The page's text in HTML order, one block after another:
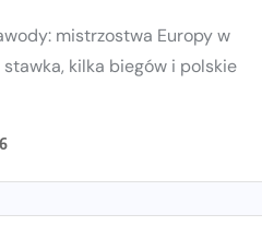
mistrzostwa Europy w
kilka biegów i polskie